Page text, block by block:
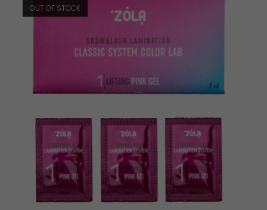
OUT OF STOCK